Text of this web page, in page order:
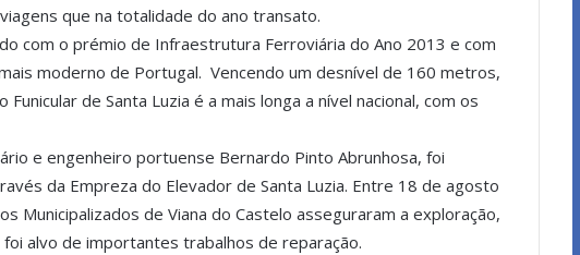
que na totalidade do ano transato.
com o prémio de Infraestrutura Ferroviária do Ano 2013 e com
moderno de Portugal. Vencendo um desnível de 160 metros,
de Santa Luzia é a mais longa a nível nacional, com os
e engenheiro portuense Bernardo Pinto Abrunhosa, foi
da Empreza do Elevador de Santa Luzia. Entre 18 de agosto
Municipalizados de Viana do Castelo asseguraram a exploração,
alvo de importantes trabalhos de reparação.